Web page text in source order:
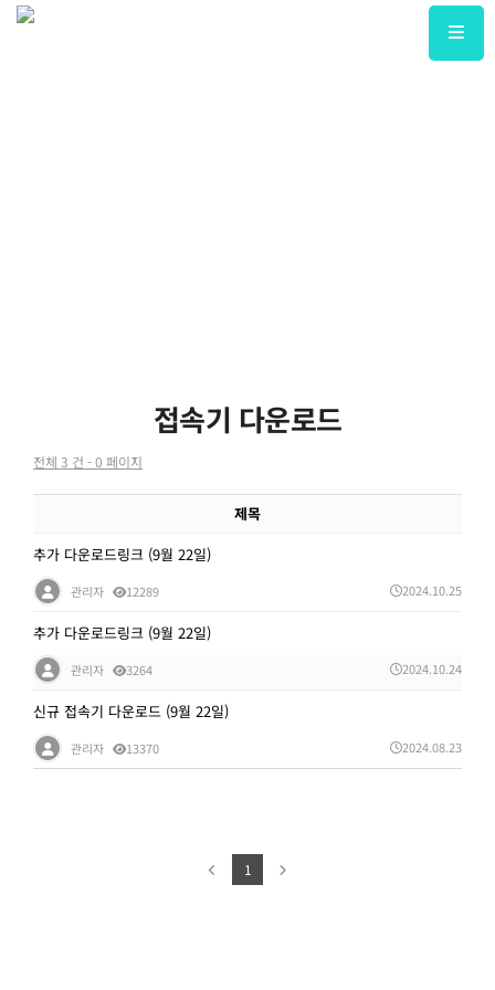
접속기 다운로드
전체 3 건 - 0 페이지
제목
추가 다운로드링크 (9월 22일)
관리자 12289 2024.10.25
추가 다운로드링크 (9월 22일)
관리자 3264 2024.10.24
신규 접속기 다운로드 (9월 22일)
관리자 13370 2024.08.23
1